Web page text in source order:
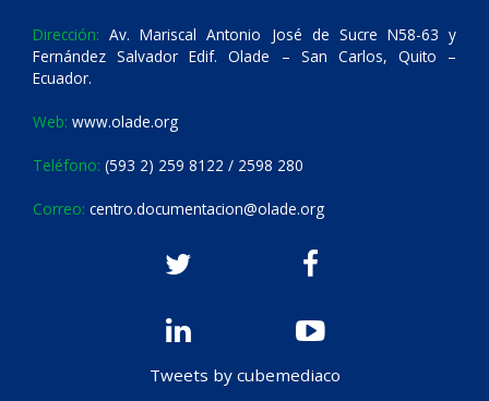
Dirección: Av. Mariscal Antonio José de Sucre N58-63 y
Fernández Salvador Edif. Olade – San Carlos, Quito –
Ecuador.
Web: www.olade.org
Teléfono: (593 2) 259 8122 / 2598 280
Correo: centro.documentacion@olade.org
Tweets by cubemediaco